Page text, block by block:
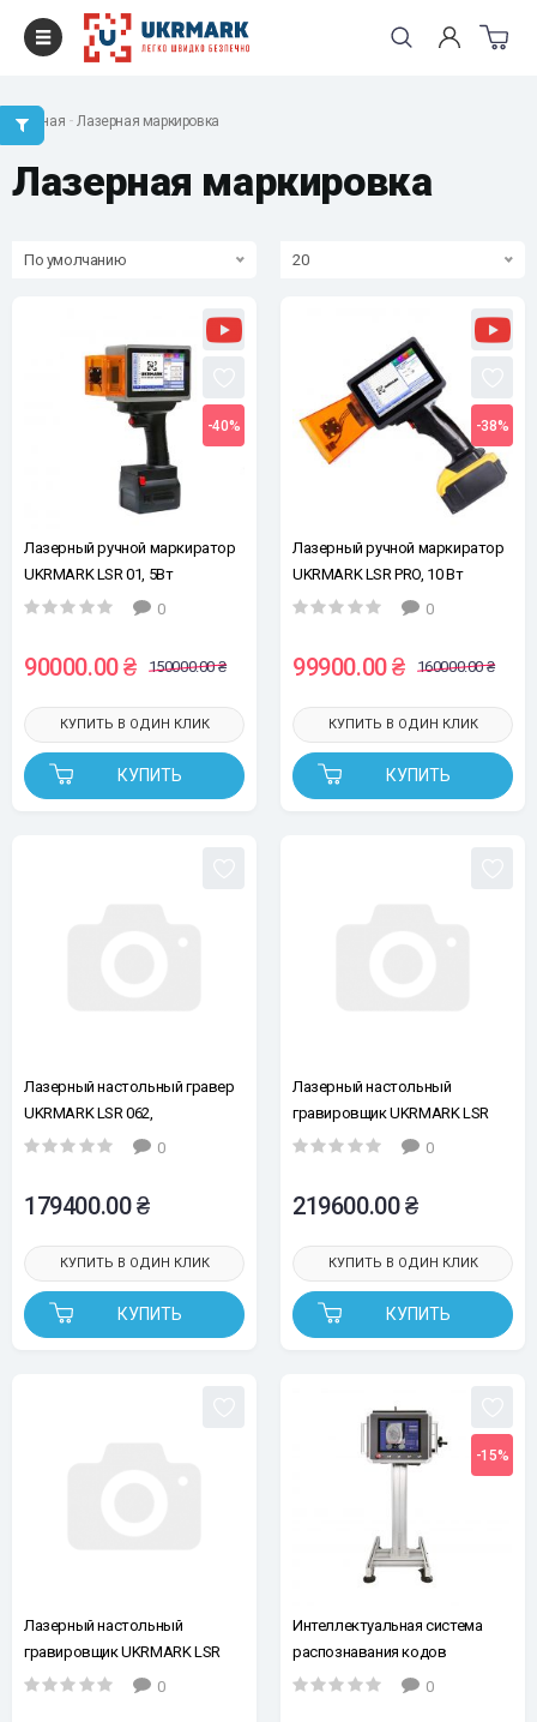
Главная Лазерная маркировка
Лазерная маркировка
По умолчанию 20
-40%
Лазерный ручной маркиратор
UKRMARK LSR 01, 5Вт
0
90000.00 ₴ 150000.00 ₴
КУПИТЬ
КУПИТЬ В ОДИН КЛИК
-38%
Лазерный ручной маркиратор
UKRMARK LSR ​​PRO, 10 Вт
0
99900.00 ₴ 160000.00 ₴
КУПИТЬ
КУПИТЬ В ОДИН КЛИК
Лазерный настольный гравер
UKRMARK LSR ​​062,
оптоволоконный 20 Вт.
0
179400.00 ₴
КУПИТЬ
КУПИТЬ В ОДИН КЛИК
Лазерный настольный
гравировщик UKRMARK LSR ​​
063, оптоволоконный 30 Вт.
0
219600.00 ₴
КУПИТЬ
КУПИТЬ В ОДИН КЛИК
Лазерный настольный
гравировщик UKRMARK LSR ​​
063Z, оптоволоконный 30 Вт с
0
-15%
Интеллектуальная система
распознавания кодов
(валидатор)
0